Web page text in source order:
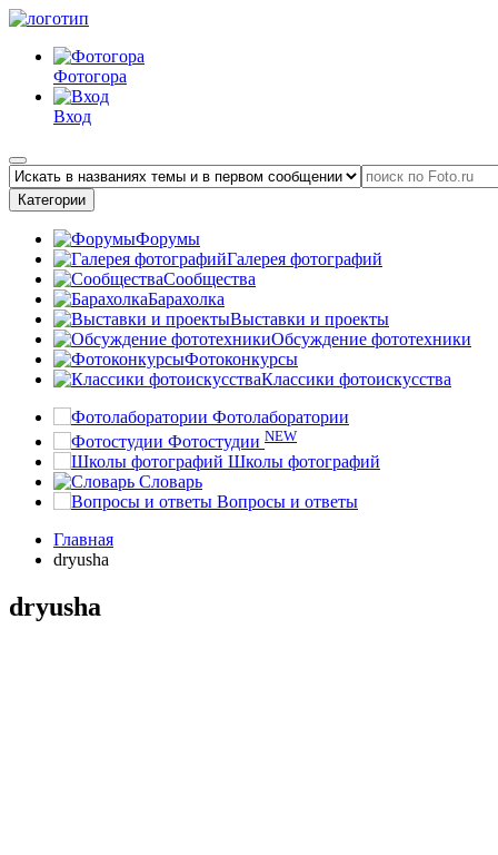
Фотогора
Вход
Категории
Форумы
Галерея фотографий
Сообщества
Барахолка
Выставки и проекты
Обсуждение фототехники
Фотоконкурсы
Классики фотоискусства
Фотолаборатории
Фотостудии NEW
Школы фотографий
Словарь
Вопросы и ответы
Главная
dryusha
dryusha